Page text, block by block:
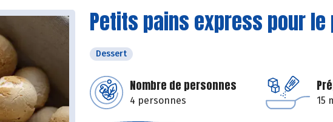
Petits pains express pour
Dessert
Nombre de personnes
4 personnes 15